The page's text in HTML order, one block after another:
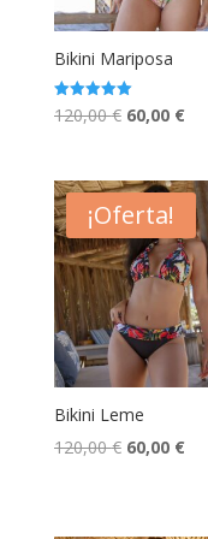
Bikini Mariposa
Valorado
con
120,00€ El
original
era:
120,00 €.
60,00 €El
es:
¡Oferta!
Bikini Leme
120,00€ El
60,00 €El